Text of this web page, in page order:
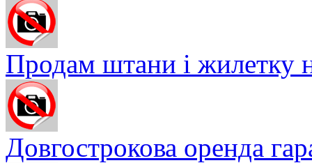
Продам штани і жилетку
Довгострокова оренда